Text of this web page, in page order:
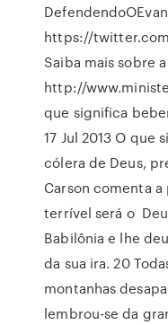
https://
Saiba mais sobre
http://
que significa
17 Jul 2013 O que
cólera de Deus,
Carson comenta
terrível será o
Babilônia e lhe
da sua ira. 20
montanhas
lembrou-se da